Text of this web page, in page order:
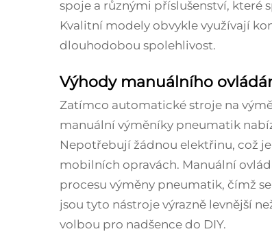
spoje a různými příslušenství, které
Kvalitní modely obvykle využívají
dlouhodobou spolehlivost.
Výhody manuálního
Zatímco automatické stroje na
manuální výměníky pneumatik
Nepotřebují žádnou elektřinu, což
mobilních opravách. Manuální
procesu výměny pneumatik, čímž
jsou tyto nástroje výrazně levnější
volbou pro nadšence do DIY.